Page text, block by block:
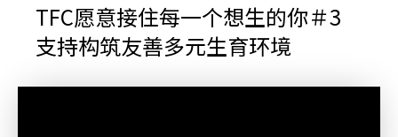
TFC愿意接住每一个想生的你＃3
支持构筑友善多元生育环境